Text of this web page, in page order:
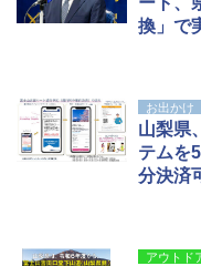
換」で
お出かけ
山梨県
テムを
分決済
アウトド